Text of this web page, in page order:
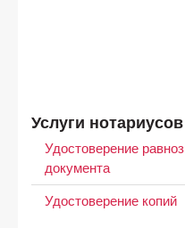
Услуги
Удостоверение
документа
Удостоверение копий